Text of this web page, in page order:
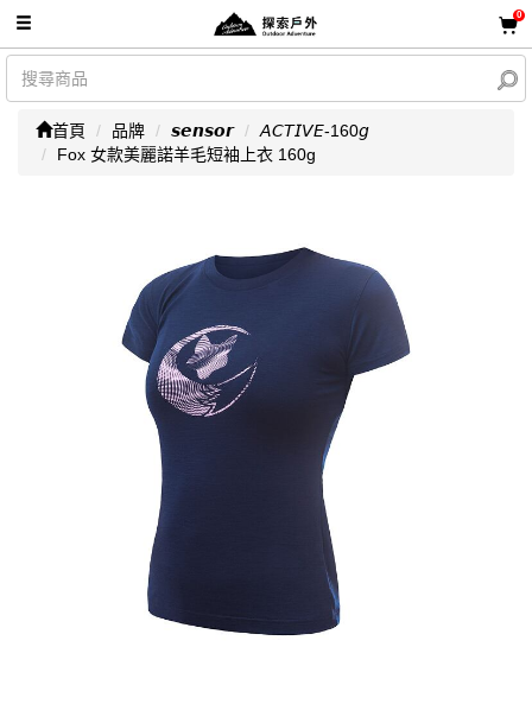
0
首頁 品牌 𝙨𝙚𝙣𝙨𝙤𝙧
𝘈𝘊𝘛𝘐𝘝𝘌-160𝘨
Fox 女款美麗諾羊毛短袖上衣 160g